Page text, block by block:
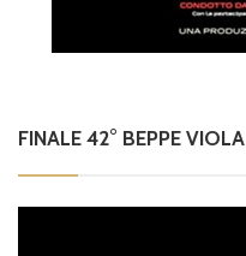
FINALE 42° BEPPE VIOLA